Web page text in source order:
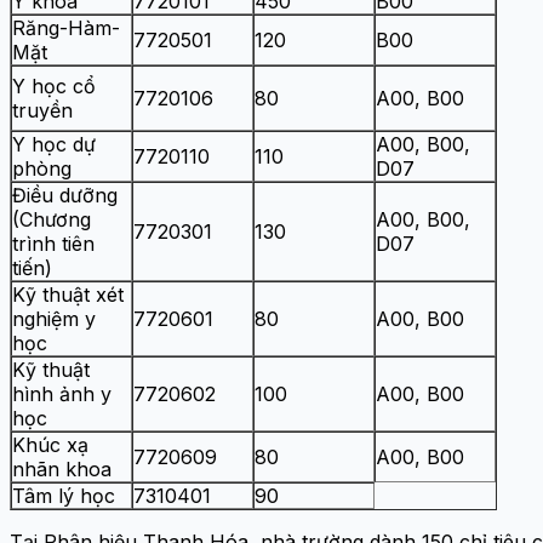
Răng-Hàm-
Mặt
7720501 120
B00
Y học cổ
truyền
7720106 80
A00, B00
Y học dự
phòng
7720110 110
A00, B00,
D07
Điều dưỡng
(Chương
trình tiên
tiến)
7720301 130
A00, B00,
D07
Kỹ thuật xét
nghiệm y
học
7720601 80 A00, B00
Kỹ thuật
hình ảnh y
học
7720602 100 A00, B00
Khúc xạ
nhãn khoa
7720609 80
A00, B00
Tâm lý học
7310401
90